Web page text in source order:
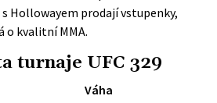
Hollowayem prodají vstupenky,
o kvalitní MMA.
turnaje UFC 329
Váha